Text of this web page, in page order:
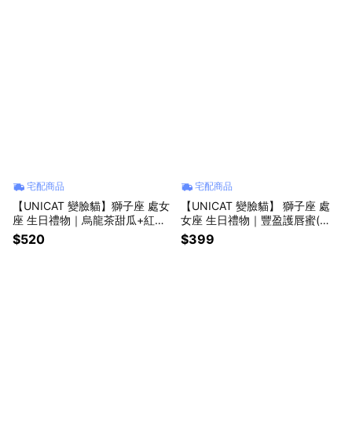
宅配商品
【UNICAT 變臉貓】獅子座 處女
座 生日禮物｜烏龍茶甜瓜+紅石
榴櫻花+橙花柚子身體護理油100
ml +腋下膝肘嫩白霜100ml 買就
$520
宅配商品
【UNICAT 變臉貓】 獅子座 處
女座 生日禮物｜豐盈護唇蜜(香
草+草莓)x2 4g 雙入組 唇蜜 買
就送-限量萌貓感謝卡
$399